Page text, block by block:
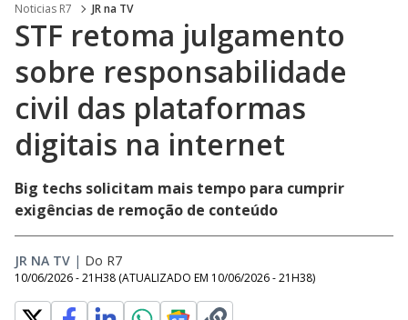
Noticias R7 JR na TV
STF retoma julgamento
sobre responsabilidade
civil das plataformas
digitais na internet
Big techs solicitam mais tempo para cumprir
exigências de remoção de conteúdo
JR NA TV | Do R7
10/06/2026 - 21H38 (ATUALIZADO EM 10/06/2026 - 21H38)